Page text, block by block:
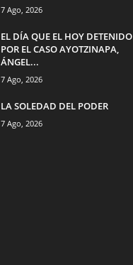
7 Ago, 2026
EL DÍA QUE EL HOY DETENIDO
POR EL CASO AYOTZINAPA,
ÁNGEL...
7 Ago, 2026
LA SOLEDAD DEL PODER
7 Ago, 2026